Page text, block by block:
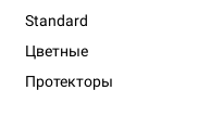
Standard
Цветные
Протекторы